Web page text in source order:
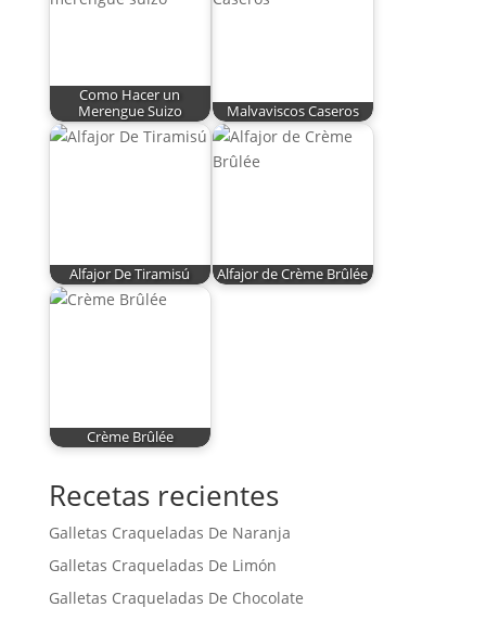
Como Hacer un
Merengue Suizo
Malvaviscos Caseros
Alfajor De Tiramisú Alfajor de Crème Brûlée
Crème Brûlée
Recetas recientes
Galletas Craqueladas De Naranja
Galletas Craqueladas De Limón
Galletas Craqueladas De Chocolate